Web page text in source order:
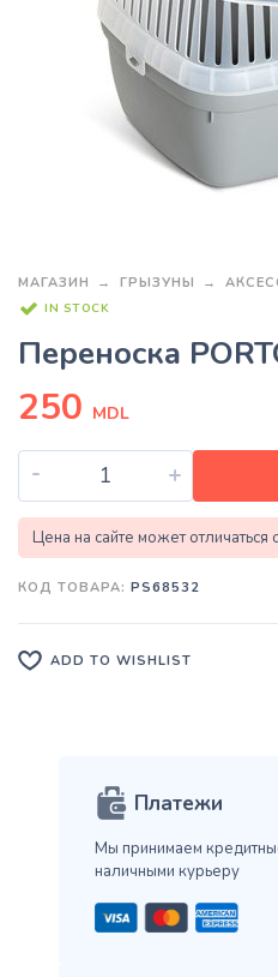
МАГАЗИН ГРЫЗУНЫ
IN STOCK
Переноска
250 MDL
- +
Цена на сайте может отличаться
КОД ТОВАРА: PS68532
ADD TO WISHLIST
Платежи
Мы принимаем
наличными курьеру